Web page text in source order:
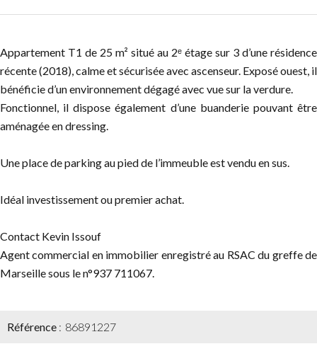
Appartement T1 de 25 m² situé au 2ᵉ étage sur 3 d’une résidence
récente (2018), calme et sécurisée avec ascenseur. Exposé ouest, il
bénéficie d’un environnement dégagé avec vue sur la verdure.
Fonctionnel, il dispose également d’une buanderie pouvant être
aménagée en dressing.
Une place de parking au pied de l’immeuble est vendu en sus.
Idéal investissement ou premier achat.
Contact Kevin Issouf
Agent commercial en immobilier enregistré au RSAC du greffe de
Marseille sous le n°937 711067.
Référence 86891227